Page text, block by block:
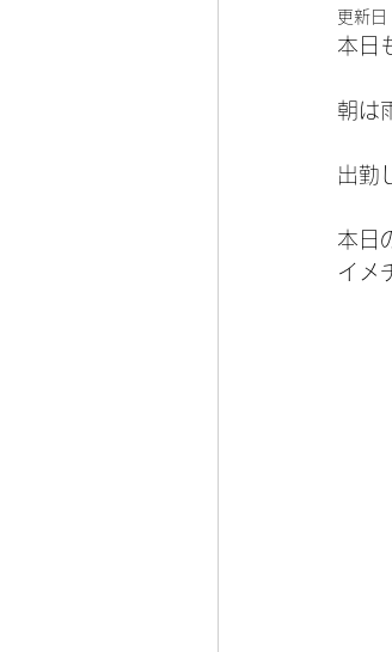
更新日
本日
朝は
出勤
本日
イメ